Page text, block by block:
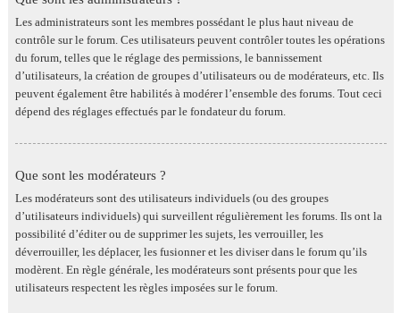
Les administrateurs sont les membres possédant le plus haut niveau de
contrôle sur le forum. Ces utilisateurs peuvent contrôler toutes les opérations
du forum, telles que le réglage des permissions, le bannissement
d’utilisateurs, la création de groupes d’utilisateurs ou de modérateurs, etc. Ils
peuvent également être habilités à modérer l’ensemble des forums. Tout ceci
dépend des réglages effectués par le fondateur du forum.
Que sont les modérateurs ?
Les modérateurs sont des utilisateurs individuels (ou des groupes
d’utilisateurs individuels) qui surveillent régulièrement les forums. Ils ont la
possibilité d’éditer ou de supprimer les sujets, les verrouiller, les
déverrouiller, les déplacer, les fusionner et les diviser dans le forum qu’ils
modèrent. En règle générale, les modérateurs sont présents pour que les
utilisateurs respectent les règles imposées sur le forum.